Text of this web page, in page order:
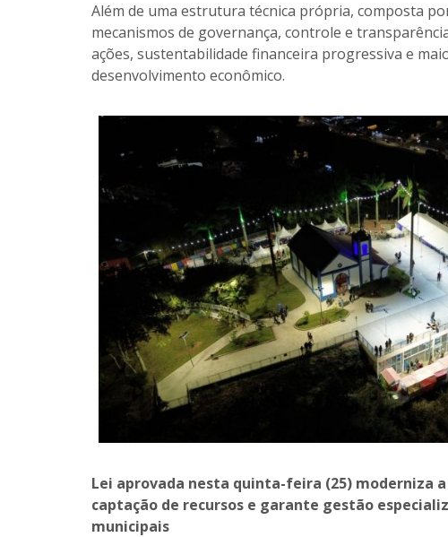
Além de uma estrutura técnica própria, composta
mecanismos de governança, controle e
ações, sustentabilidade financeira progressiva e
desenvolvimento econômico.
Lei aprovada nesta quinta-feira (25) moderniza
captação de recursos e garante gestão
municipais